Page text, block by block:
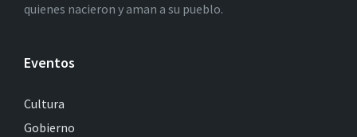
quienes nacieron y aman a su pueblo.
Eventos
Cultura
Gobierno